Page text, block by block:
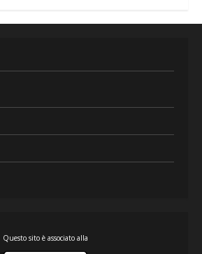
Questo sito è associato alla